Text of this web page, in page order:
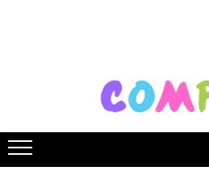
Noutăți Librăria Compas
Souvenir România
Rechizite școlare
Instrumente de scris